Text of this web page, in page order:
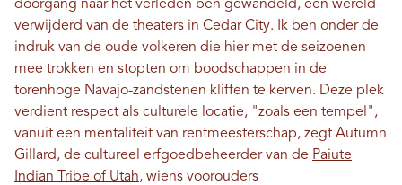
doorgang naar het verleden ben gewandeld, een wereld
verwijderd van de theaters in Cedar City. Ik ben onder de
indruk van de oude volkeren die hier met de seizoenen
mee trokken en stopten om boodschappen in de
torenhoge Navajo-zandstenen kliffen te kerven. Deze plek
verdient respect als culturele locatie, "zoals een tempel",
vanuit een mentaliteit van rentmeesterschap, zegt Autumn
Gillard, de cultureel erfgoedbeheerder van de Paiute
Indian Tribe of Utah, wiens voorouders